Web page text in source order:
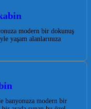
modern bir dokunuş
yaşam alanlarınıza
banyonuza modern bir